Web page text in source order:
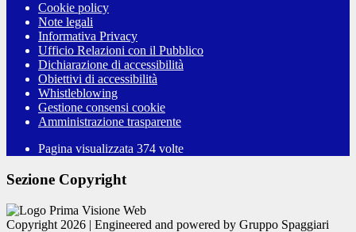
Cookie policy
Note legali
Informativa Privacy
Ufficio Relazioni con il Pubblico
Dichiarazione di accessibilità
Obiettivi di accessibilità
Whistleblowing
Gestione consensi cookie
Amministrazione trasparente
Pagina visualizzata 374 volte
Sezione Copyright
Copyright 2026 | Engineered and powered by Gruppo Spaggiari